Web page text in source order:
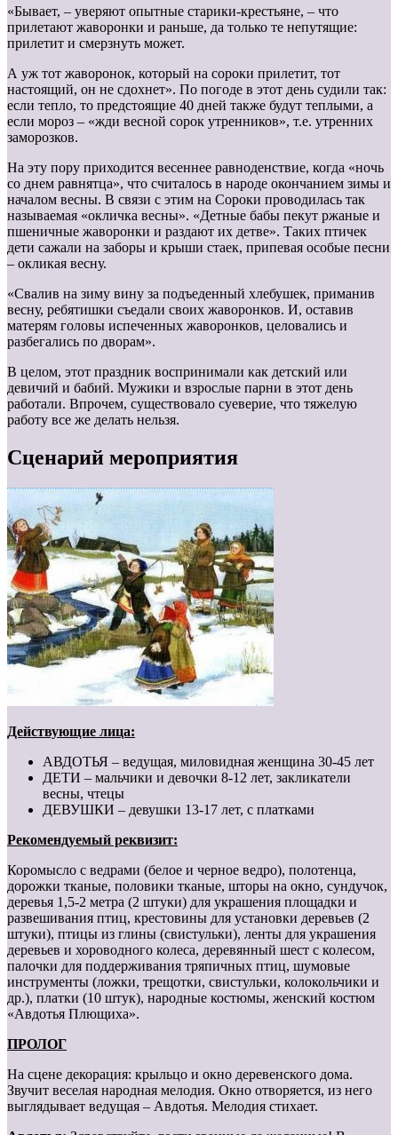
«Бывает, – уверяют опытные старики-крестьяне, – что
прилетают жаворонки и раньше, да только те непутящие:
прилетит и смерзнуть может.
А уж тот жаворонок, который на сороки прилетит, тот
настоящий, он не сдохнет». По погоде в этот день судили так:
если тепло, то предстоящие 40 дней также будут теплыми, а
если мороз – «жди весной сорок утренников», т.е. утренних
заморозков.
На эту пору приходится весеннее равноденствие, когда «ночь
со днем равнятца», что считалось в народе окончанием зимы и
началом весны. В связи с этим на Сороки проводилась так
называемая «окличка весны». «Детные бабы пекут ржаные и
пшеничные жаворонки и раздают их детве». Таких птичек
дети сажали на заборы и крыши стаек, припевая особые песни
– окликая весну.
«Свалив на зиму вину за подъеденный хлебушек, приманив
весну, ребятишки съедали своих жаворонков. И, оставив
матерям головы испеченных жаворонков, целовались и
разбегались по дворам».
В целом, этот праздник воспринимали как детский или
девичий и бабий. Мужики и взрослые парни в этот день
работали. Впрочем, существовало суеверие, что тяжелую
работу все же делать нельзя.
Сценарий мероприятия
Действующие лица:
АВДОТЬЯ – ведущая, миловидная женщина 30-45 лет
ДЕТИ – мальчики и девочки 8-12 лет, закликатели
весны, чтецы
ДЕВУШКИ – девушки 13-17 лет, с платками
Рекомендуемый реквизит:
Коромысло с ведрами (белое и черное ведро), полотенца,
дорожки тканые, половики тканые, шторы на окно, сундучок,
деревья 1,5-2 метра (2 штуки) для украшения площадки и
развешивания птиц, крестовины для установки деревьев (2
штуки), птицы из глины (свистульки), ленты для украшения
деревьев и хороводного колеса, деревянный шест с колесом,
палочки для поддерживания тряпичных птиц, шумовые
инструменты (ложки, трещотки, свистульки, колокольчики и
др.), платки (10 штук), народные костюмы, женский костюм
«Авдотья Плющиха».
ПРОЛОГ
На сцене декорация: крыльцо и окно деревенского дома.
Звучит веселая народная мелодия. Окно отворяется, из него
выглядывает ведущая – Авдотья. Мелодия стихает.